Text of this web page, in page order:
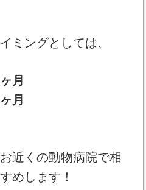
ミングとしては、
月
月
近くの動物病院で相
めします！